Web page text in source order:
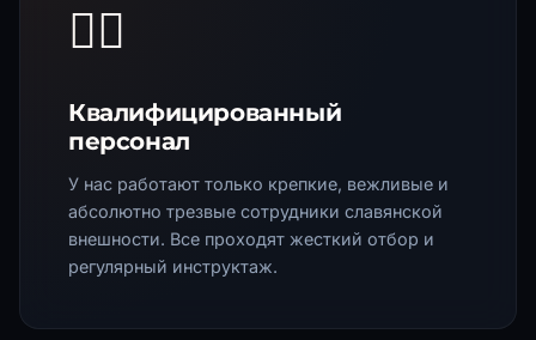
🏋️‍♂️
Квалифицированный
персонал
У нас работают только крепкие, вежливые и
абсолютно трезвые сотрудники славянской
внешности. Все проходят жесткий отбор и
регулярный инструктаж.